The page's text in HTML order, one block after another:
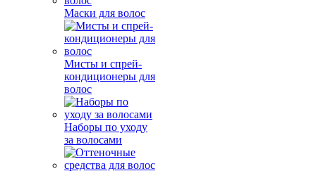
Маски для волос
Мисты и спрей-
кондиционеры для
волос
Наборы по уходу
за волосами